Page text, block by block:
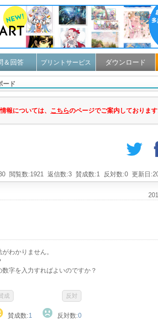
＆回答 プリントサービス ダウンロード
ード
報については、 こちらのページでご案内しております
更新日
反対数:0
賛成数:1
返信数:3
閲覧数:1921
わかりません。
字を入力すればよいのですか？
賛成数:1 反対数:0